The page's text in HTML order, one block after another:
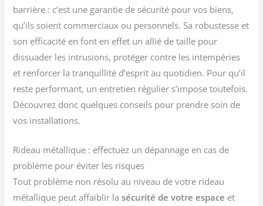
barrière : c’est une garantie de sécurité pour vos biens,
qu’ils soient commerciaux ou personnels. Sa robustesse et
son efficacité en font en effet un allié de taille pour
dissuader les intrusions, protéger contre les intempéries
et renforcer la tranquillité d’esprit au quotidien. Pour qu’il
reste performant, un entretien régulier s’impose toutefois.
Découvrez donc quelques conseils pour prendre soin de
vos installations.
Rideau métallique : effectuez un dépannage en cas de
problème pour éviter les risques
Tout problème non résolu au niveau de votre rideau
métallique peut affaiblir lasécurité de votre espace et